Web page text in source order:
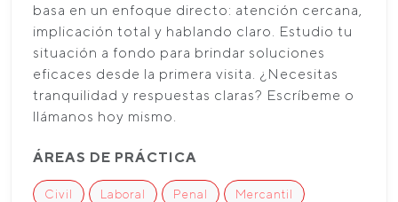
basa en un enfoque directo: atención cercana,
implicación total y hablando claro. Estudio tu
situación a fondo para brindar soluciones
eficaces desde la primera visita. ¿Necesitas
tranquilidad y respuestas claras? Escríbeme o
llámanos hoy mismo.
ÁREAS DE PRÁCTICA
Civil Laboral Penal Mercantil